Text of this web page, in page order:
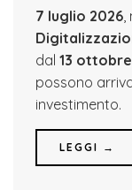
7 luglio 2026,
dal 13
possono
investimento.
LEGGI →